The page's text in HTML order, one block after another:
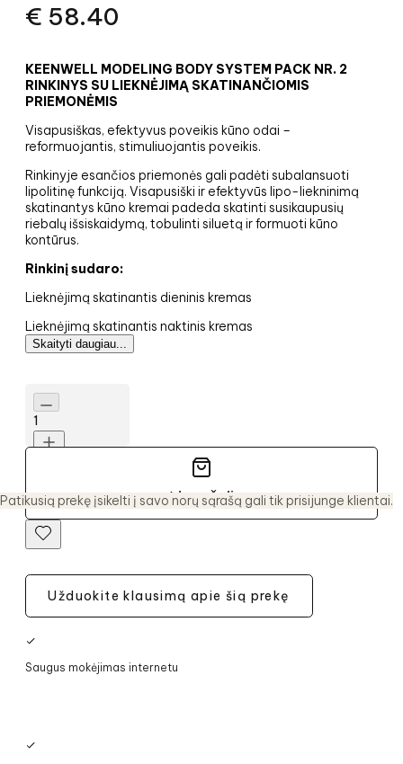
Patikusią prekę įsikelti į savo norų sąrašą gali tik prisijunge klientai.
€ 58.40
KEENWELL MODELING BODY SYSTEM PACK NR. 2
RINKINYS SU LIEKNĖJIMĄ SKATINANČIOMIS
PRIEMONĖMIS
Visapusiškas, efektyvus poveikis kūno odai –
reformuojantis, stimuliuojantis poveikis.
Rinkinyje esančios priemonės gali padėti subalansuoti
lipolitinę funkciją. Visapusiški ir efektyvūs lipo-liekninimą
skatinantys kūno kremai padeda skatinti susikaupusių
riebalų išsiskaidymą, tobulinti siluetą ir formuoti kūno
kontūrus.
Rinkinį sudaro:
Lieknėjimą skatinantis dieninis kremas
Lieknėjimą skatinantis naktinis kremas
Skaityti daugiau...
1
Į krepšelį
Užduokite klausimą apie šią prekę
Saugus mokėjimas internetu